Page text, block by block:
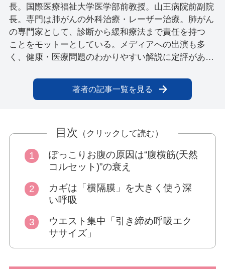
長。国際医療福祉大学医学部前教授。山王病院前副院
長。専門は肺がんの外科治療・レーザー治療。肺がん
の専門家として、診断から緩和療法まで責任を持つ
ことをモットーとしている。メディアへの出演も多
く、健康・医療問題のわかりやすい解説に定評があ
吸』（あさ出版）、『お腹からへこむ！ すごい「や
せ呼吸」』（講談社）など著書多数。
著者の記事一覧を見る
目次 （クリックして読む）
ぽっこりお腹の原因は“腹横筋(天然
コルセット)”の衰え
カギは「横隔膜」を大きく使う深
い呼吸
ウエスト集中「引き締め呼吸エク
ササイズ」